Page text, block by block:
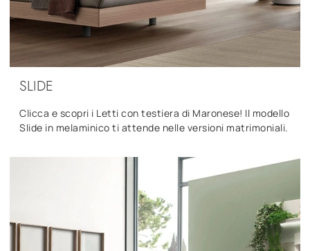
SLIDE
Clicca e scopri i Letti con testiera di Maronese! Il modello
Slide in melaminico ti attende nelle versioni matrimoniali.